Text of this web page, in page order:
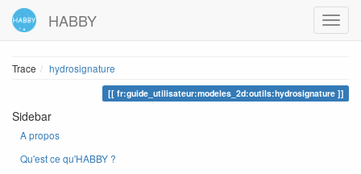
HABBY
Trace hydrosignature
fr:guide_utilisateur:modeles_2d:outils:hydrosignature
Sidebar
A propos
Qu'est ce qu'HABBY ?